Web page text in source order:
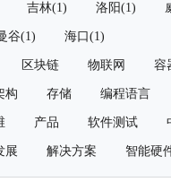
吉林(1) 洛阳(1)
谷(1) 海口(1)
区块链 物联网 容
构 存储 编程语言
产品 软件测试
展 解决方案 智能硬